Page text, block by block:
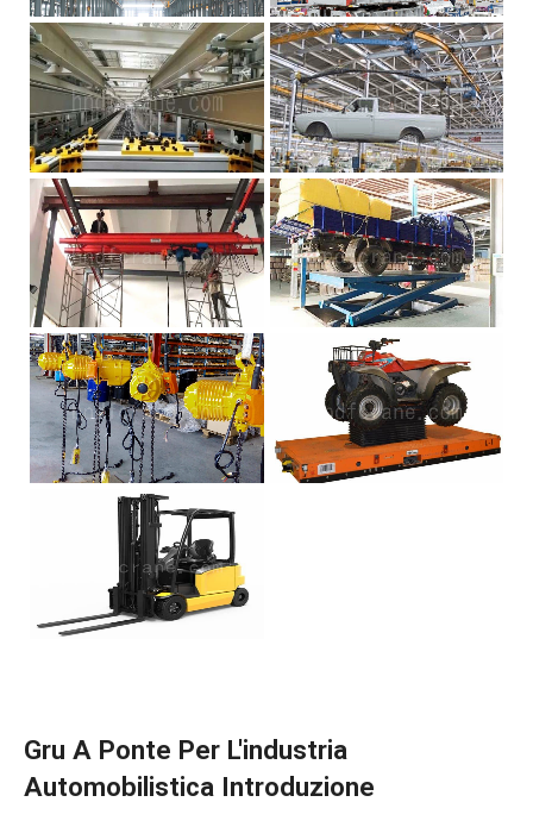
Gru A Ponte Per L'industria
Automobilistica Introduzione